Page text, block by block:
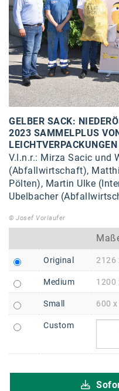
Arthur D. Little
Bake the Shape
BBDO Wien
bellaflora
Be.See.
BISON
Brandl Talos
Braun
BRP-Rotax
Bundesdenkmalamt
DDB Wien
Enkeltaugliches
Gillette
Gillette Venus
GrECo
GYNIAL
GELBER SACK:
2023 SAMMELPLUS
LEICHTVERPACKUNGEN
V.l.n.r.: Mirza Sacic und
(Abfallwirtschaft),
Pölten), Martin Ulke
Ubelbacher
© Josef Vorlaufer
Original 2126
Medium 1200
Small 600 x
Custom